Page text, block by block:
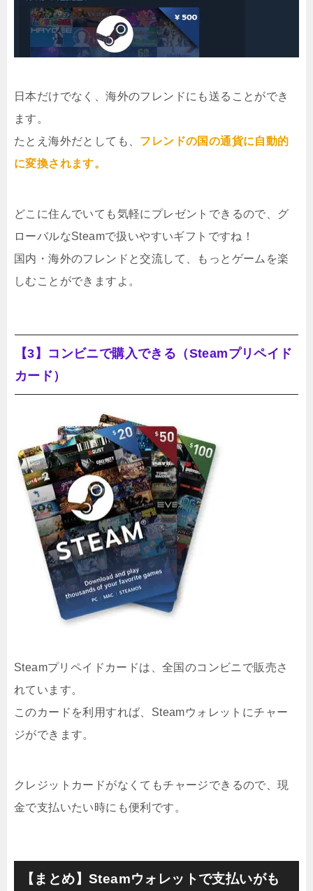
日本だけでなく、海外のフレンドにも送ることができ
ます。
たとえ海外だとしても、 フレンドの国の通貨に自動的
に変換されます。
どこに住んでいても気軽にプレゼントできるので、グ
ローバルなSteamで扱いやすいギフトですね！
国内・海外のフレンドと交流して、もっとゲームを楽
しむことができますよ。
【3】コンビニで購入できる（Steamプリペイド
カード）
Steamプリペイドカードは、全国のコンビニで販売さ
れています。
このカードを利用すれば、Steamウォレットにチャー
ジができます。
クレジットカードがなくてもチャージできるので、現
金で支払いたい時にも便利です。
【まとめ】Steamウォレットで支払いがも